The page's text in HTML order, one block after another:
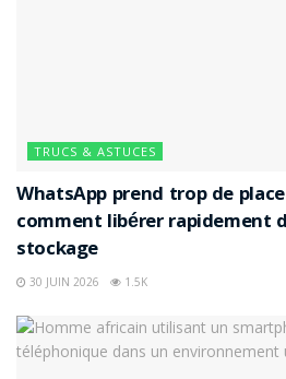
TRUCS & ASTUCES
WhatsApp prend trop de
comment libérer rapidement
stockage
30 JUIN 2026 1.5K